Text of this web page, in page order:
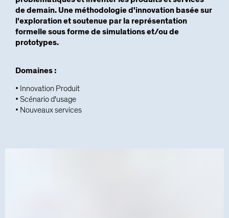
de demain. Une méthodologie d'innovation basée sur
l'exploration et soutenue par la représentation
formelle sous forme de simulations et/ou de
prototypes.
Domaines :
• Innovation Produit
• Scénario d'usage
• Nouveaux services